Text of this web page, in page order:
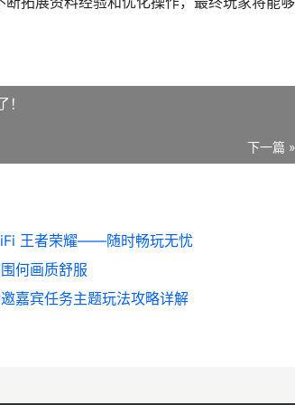
！
下一篇 »
王者荣耀——随时畅玩无忧
何画质舒服
嘉宾任务主题玩法攻略详解